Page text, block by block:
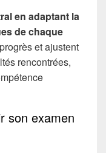
en adaptant la
de chaque
et ajustent
rencontrées,
son examen